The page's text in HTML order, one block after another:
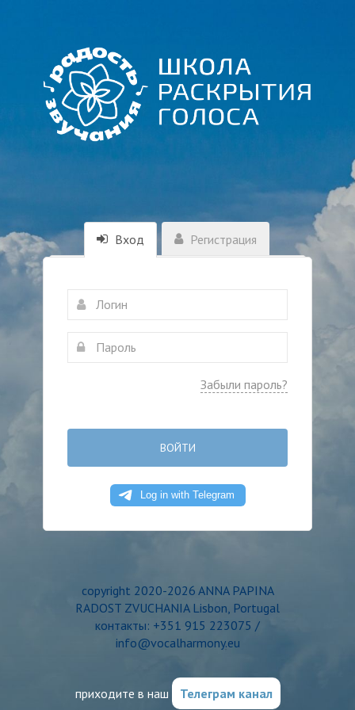
Вход Регистрация
Забыли пароль?
ВОЙТИ
copyright 2020-2026 ANNA PAPINA
RADOST ZVUCHANIA Lisbon, Portugal
контакты: +351 915 223075 /
info@vocalharmony.eu
приходите в наш Телеграм канал